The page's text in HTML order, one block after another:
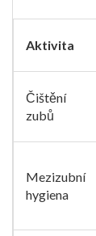
Aktivita
Čištění
zubů
Mezizubní
hygiena